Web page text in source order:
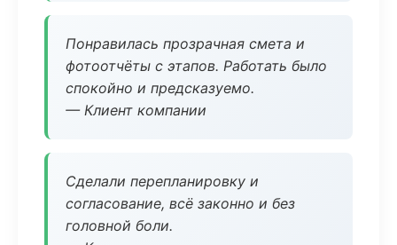
Понравилась прозрачная смета и
фотоотчёты с этапов. Работать было
спокойно и предсказуемо.
— Клиент компании
Сделали перепланировку и
согласование, всё законно и без
головной боли.